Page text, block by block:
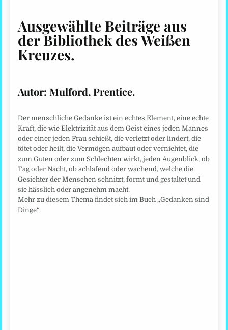
Ausgewählte Beiträge aus
der Bibliothek des Weißen
Kreuzes.
Autor: Mulford, Prentice.
Der menschliche Gedanke ist ein echtes Element, eine echte
Kraft, die wie Elektrizität aus dem Geist eines jeden Mannes
oder einer jeden Frau schießt, die verletzt oder lindert, die
tötet oder heilt, die Vermögen aufbaut oder vernichtet, die
zum Guten oder zum Schlechten wirkt, jeden Augenblick, ob
Tag oder Nacht, ob schlafend oder wachend, welche die
Gesichter der Menschen schnitzt, formt und gestaltet und
sie hässlich oder angenehm macht.
Mehr zu diesem Thema findet sich im Buch „Gedanken sind
Dinge“.